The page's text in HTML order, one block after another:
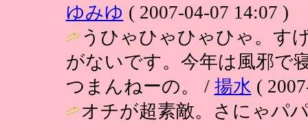
ゆみゆ ( 2007-04-07 14:07 )
うひゃひゃひゃひゃ。す
がないです。今年は風邪で
つまんねーの。 / 揚水 (
オチが超素敵。さにゃパ